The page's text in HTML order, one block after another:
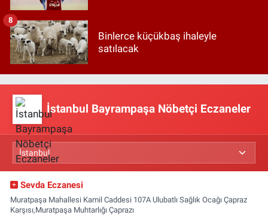
Binlerce küçükbaş ihaleyle
satılacak
8
İstanbul Bayrampaşa Nöbetçi Eczaneler
Sevda Eczanesi
Muratpaşa Mahallesi Kamil Caddesi 107A Ulubatlı Sağlık Ocağı Çapraz
Karşısı,Muratpaşa Muhtarlığı Çaprazı